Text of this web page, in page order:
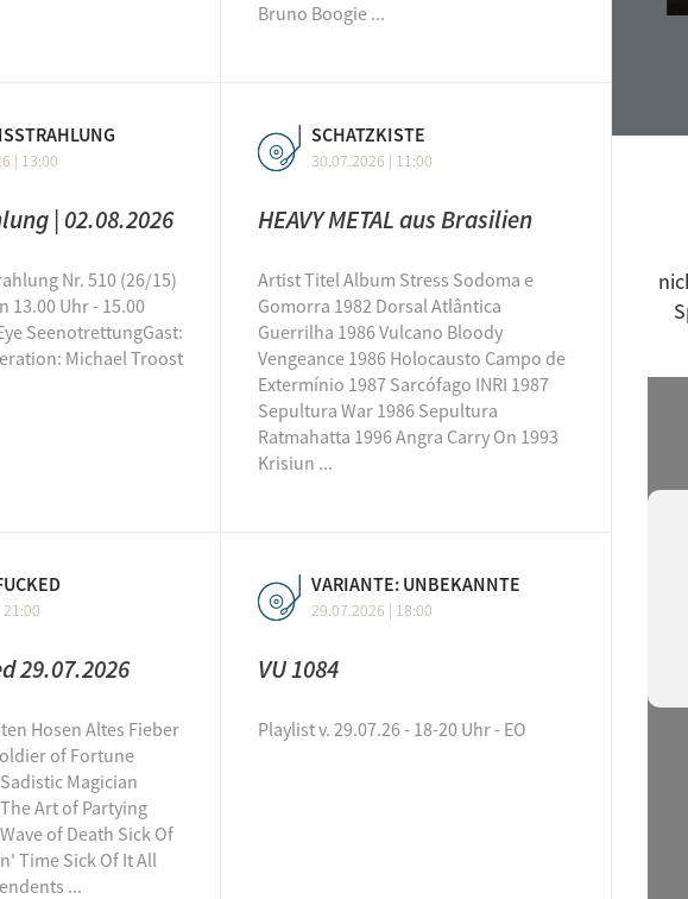
Bruno Boogie ...
| 13:00
| 02.08.2026
Nr. 510 (26/15)
13.00 Uhr - 15.00
SeenotrettungGast:
Michael Troost
SCHATZKISTE
30.07.2026 | 11:00
HEAVY METAL aus Brasilien
Artist Titel Album Stress Sodoma e
Gomorra 1982 Dorsal Atlântica
Guerrilha 1986 Vulcano Bloody
Vengeance 1986 Holocausto Campo de
Extermínio 1987 Sarcófago INRI 1987
Sepultura War 1986 Sepultura
Ratmahatta 1996 Angra Carry On 1993
Krisiun ...
29.07.2026
Hosen Altes Fieber
of Fortune
Magician
Art of Partying
of Death Sick Of
Time Sick Of It All
...
VARIANTE: UNBEKANNTE
29.07.2026 | 18:00
VU 1084
Playlist v. 29.07.26 - 18-20 Uhr - EO
Raid Kyu Baby Smith